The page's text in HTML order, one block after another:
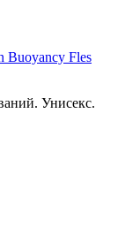
Buoyancy Fles
Унисекс.